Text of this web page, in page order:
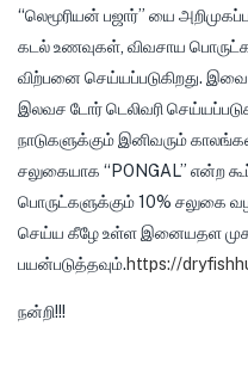
“லெமூரியன் பஜார்” யை
கடல் உணவுகள், விவசாய
விற்பனை செய்யப்படுகிறது.
இலவச டோர் டெலிவரி
நாடுகளுக்கும் இனிவரும்
சலுகையாக “PONGAL” என்ற
பொருட்களுக்கும் 10% சலுகை
செய்ய கீழே உள்ள இனையதள
பயன்படுத்தவும்.https://
நன்றி!!!